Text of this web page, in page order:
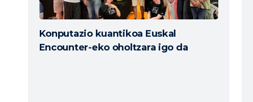
Konputazio kuantikoa Euskal
Encounter-eko oholtzara igo da